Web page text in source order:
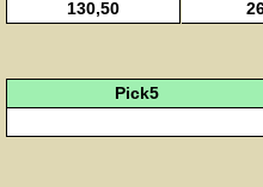
130,50
Pick5